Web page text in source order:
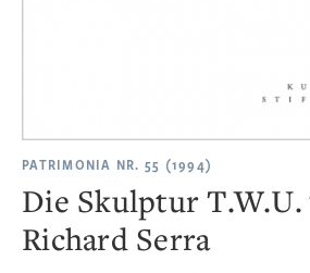
PATRIMONIA NR. 55 (1994)
Die Skulptur T.W.U.
Richard Serra